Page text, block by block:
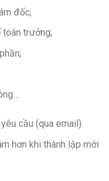
đốc;
toán trưởng;
cầu (qua email).
hơn khi thành lập mới